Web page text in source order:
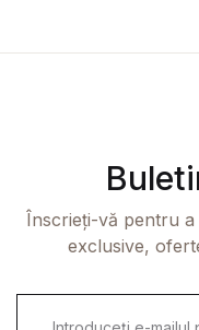
Înscrieți-vă pentru
exclusive,